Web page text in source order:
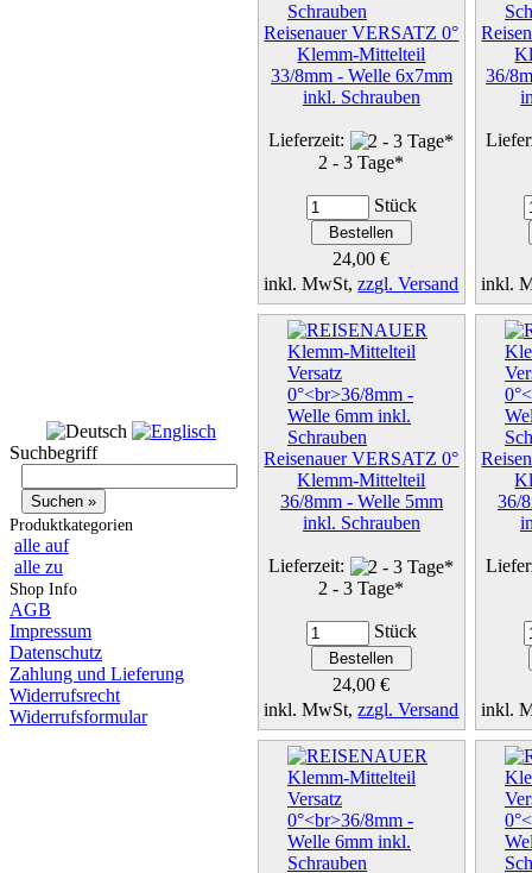
Suchbegriff
Produktkategorien
alle auf
alle zu
Shop Info
AGB
Impressum
Datenschutz
Zahlung und Lieferung
Widerrufsrecht
Widerrufsformular
Reisenauer VERSATZ 0°
Klemm-Mittelteil
33/8mm - Welle 6x7mm
inkl. Schrauben
Lieferzeit:
2 - 3 Tage*
Stück
24,00 €
inkl. MwSt,zzgl. Versand
Details...
36/
inkl.
Reisenauer VERSATZ 0°
Klemm-Mittelteil
36/8mm - Welle 5mm
inkl. Schrauben
Lieferzeit:
2 - 3 Tage*
Stück
24,00 €
inkl. MwSt,zzgl. Versand
Details...
36/
inkl.